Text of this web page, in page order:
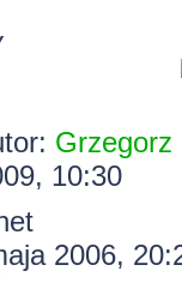
Grzegorz
10:30
2006,